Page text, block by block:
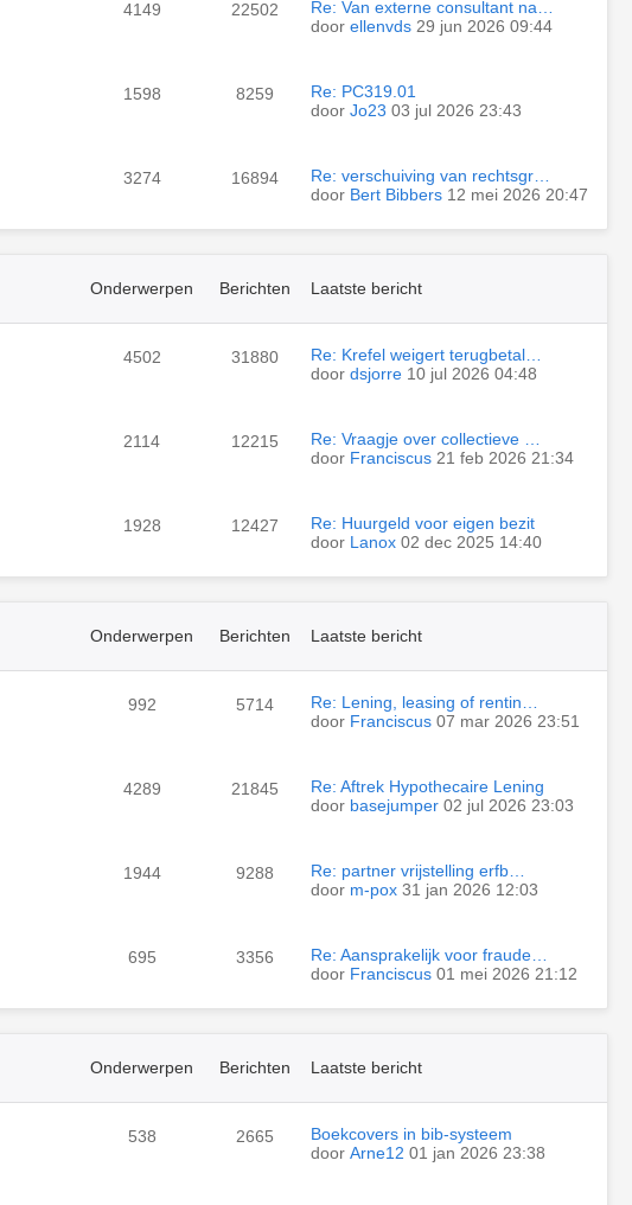
4149 22502
Re: Van externe consultant na…
door ellenvds 29 jun 2026 09:44
1598 8259
Re: PC319.01
door Jo23 03 jul 2026 23:43
3274 16894
Re: verschuiving van rechtsgr…
door Bert Bibbers 12 mei 2026 20:47
Onderwerpen Berichten Laatste bericht
4502 31880
Re: Krefel weigert terugbetal…
door dsjorre 10 jul 2026 04:48
2114 12215
Re: Vraagje over collectieve …
door Franciscus 21 feb 2026 21:34
1928 12427
Re: Huurgeld voor eigen bezit
door Lanox 02 dec 2025 14:40
Onderwerpen Berichten Laatste bericht
992 5714
Re: Lening, leasing of rentin…
door Franciscus 07 mar 2026 23:51
4289 21845
Re: Aftrek Hypothecaire Lening
door basejumper 02 jul 2026 23:03
1944 9288
Re: partner vrijstelling erfb…
door m-pox 31 jan 2026 12:03
695 3356
Re: Aansprakelijk voor fraude…
door Franciscus 01 mei 2026 21:12
Onderwerpen Berichten Laatste bericht
538 2665
Boekcovers in bib-systeem
door Arne12 01 jan 2026 23:38